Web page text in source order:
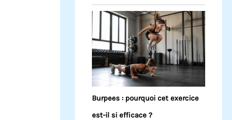
Burpees : pourquoi cet exercice
est-il si efficace ?